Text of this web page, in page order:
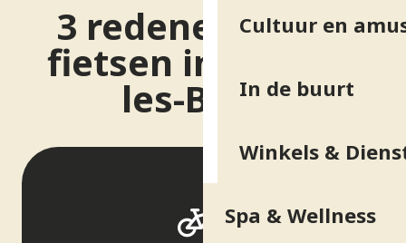
Cultuur en
In de buurt
Winkels &
Spa & Wellness
3 redenen om te
fietsen in Uriage-
les-Bains